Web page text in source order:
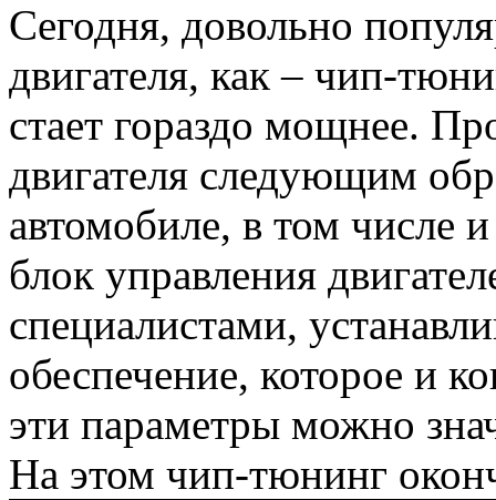
Сегодня, довольно
двигателя, как – чип-
стает гораздо мощнее.
двигателя следующим
автомобиле, в том числе
блок управления
специалистами,
обеспечение, которое и
эти параметры можно
На этом чип-тюнинг